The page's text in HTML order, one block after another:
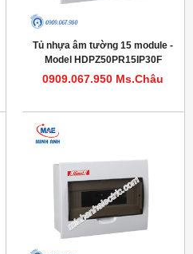
Tủ nhựa âm tường 15 module -
Model HDPZ50PR15IP30F
0909.067.950 Ms.Châu